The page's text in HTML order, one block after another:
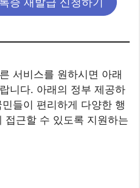
서비스를 원하시면 아래
니다. 아래의 정부 제공하
들이 편리하게 다양한 행
접근할 수 있도록 지원하는